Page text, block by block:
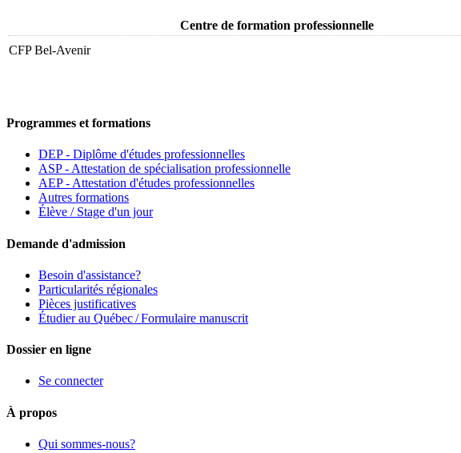
Centre de formation professionnelle
CFP Bel-Avenir
Programmes et formations
DEP - Diplôme d'études professionnelles
ASP - Attestation de spécialisation professionnelle
AEP - Attestation d'études professionnelles
Autres formations
Élève / Stage d'un jour
Demande d'admission
Besoin d'assistance?
Particularités régionales
Pièces justificatives
Étudier au Québec / Formulaire manuscrit
Dossier en ligne
Se connecter
À propos
Qui sommes-nous?